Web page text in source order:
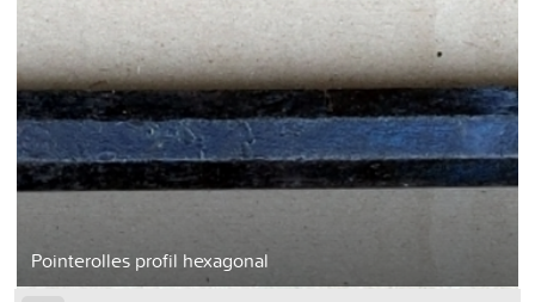
Pointerolles profil hexagonal